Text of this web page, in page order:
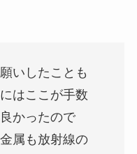
いしたことも
はここが手数
かったので
属も放射線の